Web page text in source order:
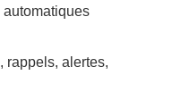
rappels, alertes,